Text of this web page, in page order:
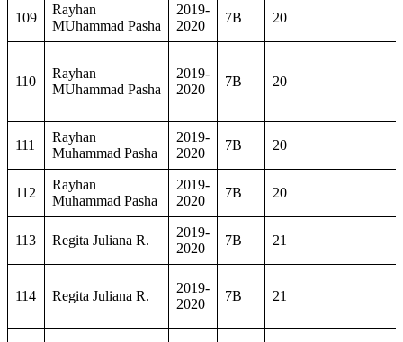
109
Rayhan
MUhammad Pasha
2019-
2020
7B 20
110
Rayhan
MUhammad Pasha
2019-
2020
7B 20
111
Rayhan
Muhammad Pasha
2019-
2020
7B 20
112
Rayhan
Muhammad Pasha
2019-
2020
7B 20
113 Regita Juliana R.
2019-
2020
7B 21
114 Regita Juliana R.
2019-
2020
7B 21